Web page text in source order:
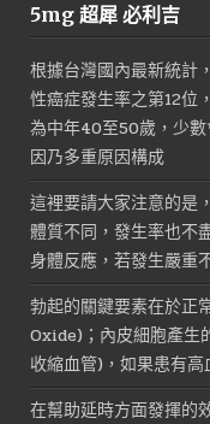
格：
5mg 超犀 必利吉
根據台灣國內最新統計
性癌症發生率之第12位
為中年40至50歲，少
因乃多重原因構成
這裡要請大家注意的是
體質不同，發生率也不
身體反應，若發生嚴重
勃起的關鍵要素在於
Oxide)；內皮細胞產生
收縮血管)，如果患有
在幫助延時方面發揮的